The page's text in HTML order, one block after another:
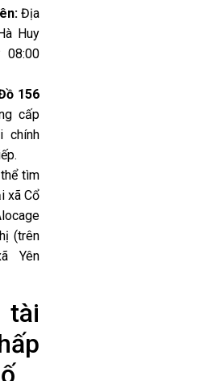
Địa
Huy
156
cấp
chính
tìm
xã Cổ
(trên
Yên